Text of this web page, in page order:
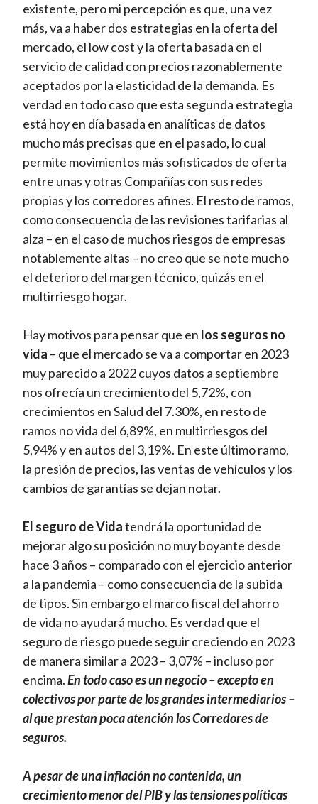
existente, pero mi percepción es que, una vez
más, va a haber dos estrategias en la oferta del
mercado, el low cost y la oferta basada en el
servicio de calidad con precios razonablemente
aceptados por la elasticidad de la demanda. Es
verdad en todo caso que esta segunda estrategia
está hoy en día basada en analíticas de datos
mucho más precisas que en el pasado, lo cual
permite movimientos más sofisticados de oferta
entre unas y otras Compañías con sus redes
propias y los corredores afines. El resto de ramos,
como consecuencia de las revisiones tarifarias al
alza – en el caso de muchos riesgos de empresas
notablemente altas – no creo que se note mucho
el deterioro del margen técnico, quizás en el
multirriesgo hogar.
Hay motivos para pensar que en los seguros no
vida – que el mercado se va a comportar en 2023
muy parecido a 2022 cuyos datos a septiembre
nos ofrecía un crecimiento del 5,72%, con
crecimientos en Salud del 7.30%, en resto de
ramos no vida del 6,89%, en multirriesgos del
5,94% y en autos del 3,19%. En este último ramo,
la presión de precios, las ventas de vehículos y los
cambios de garantías se dejan notar.
El seguro de Vidatendrá la oportunidad de
mejorar algo su posición no muy boyante desde
hace 3 años – comparado con el ejercicio anterior
a la pandemia – como consecuencia de la subida
de tipos. Sin embargo el marco fiscal del ahorro
de vida no ayudará mucho. Es verdad que el
seguro de riesgo puede seguir creciendo en 2023
de manera similar a 2023 – 3,07% – incluso por
encima.En todo caso es un negocio – excepto en
colectivos por parte de los grandes intermediarios –
al que prestan poca atención los Corredores de
seguros.
A pesar de una inflación no contenida, un
crecimiento menor del PIB y las tensiones políticas